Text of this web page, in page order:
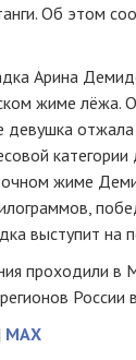
Об этом
Арина
жиме лёжа.
девушка
жиме
выступит на
проходили в
России
MAX